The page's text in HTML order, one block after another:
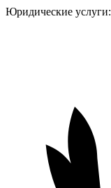
Юридические услуги: